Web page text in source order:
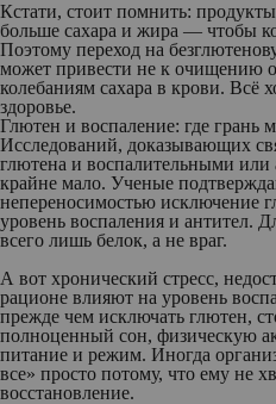
Кстати, стоит помнить:
больше сахара и жира — чтобы
Поэтому переход на
может привести не к очищению
колебаниям сахара в крови. Всё
здоровье.
Глютен и воспаление: где
Исследований, доказывающих
глютена и воспалительными
крайне мало. Ученые
непереносимостью исключение
уровень воспаления и антител.
всего лишь белок, а не враг.
А вот хронический стресс,
рационе влияют на уровень
прежде чем исключать глютен,
полноценный сон, физическую
питание и режим. Иногда
все» просто потому, что ему не
восстановление.